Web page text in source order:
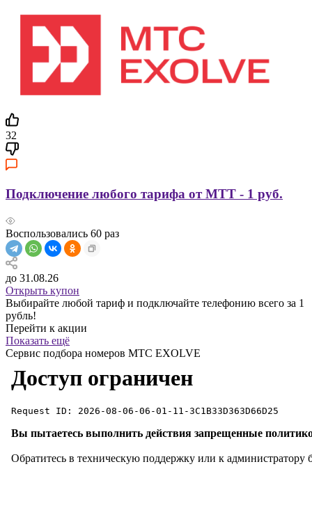
32
Подключение любого тарифа от МТТ - 1 руб.
Воспользовались 60 раз
до 31.08.26
Открыть купон
Выбирайте любой тариф и подключайте телефонию всего за 1
рубль!
Перейти к акции
Показать ещё
Сервис подбора номеров МТС EXOLVE